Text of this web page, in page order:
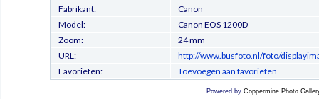
Fabrikant:
Canon
Model:
Canon EOS 1200D
Zoom:
24 mm
URL:
http://www.busfoto.nl/foto/
Favorieten:
Toevoegen aan favorieten
Powered by Coppermine Photo